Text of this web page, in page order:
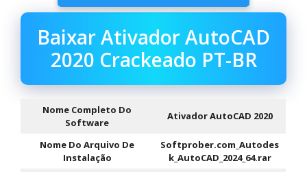
Baixar Ativador AutoCAD
2020 Crackeado PT-BR
Nome Completo Do
Software
Ativador AutoCAD 2020
Nome Do Arquivo De
Instalação
Softprober.com_Autodes
k_AutoCAD_2024_64.rar